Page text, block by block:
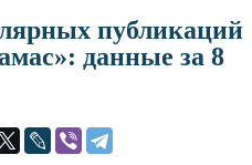
публикаций
данные за 8